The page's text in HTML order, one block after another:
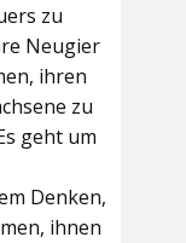
zu
Neugier
ihren
zu
geht um
Denken,
ihnen